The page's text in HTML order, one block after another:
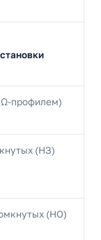
Ω-профилем)
(НЗ)
(НО)